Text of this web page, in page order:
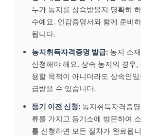
누가 농지를 상속받을지 명확히
수예요. 인감증명서와 함께 준비
됩니다.
농지취득자격증명 발급: 농지 소
신청해야 해요. 상속 농지의 경우,
용할 목적이 아니더라도 상속인
급받을 수 있습니다.
등기 이전 신청: 농지취득자격증
류를 가지고 등기소에 방문하여
를 신청하면 모든 절차가 완료됩